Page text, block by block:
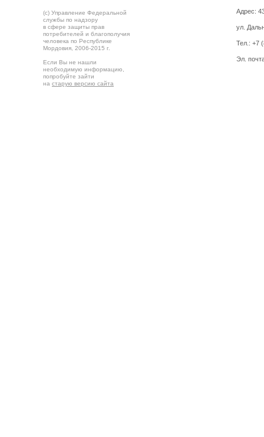
(c) Управление Федеральной
службы по надзору
в сфере защиты прав
потребителей и благополучия
человека по Республике
Мордовия, 2006-2015 г.
Если Вы не нашли
необходимую информацию,
попробуйте зайти
на старую версию сайта
Адрес:
ул.
Тел.: +7
Эл.